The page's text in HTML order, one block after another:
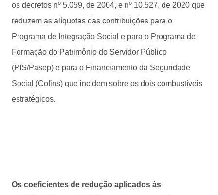
os decretos nº 5.059, de 2004, e nº 10.527, de 2020 que
reduzem as alíquotas das contribuições para o
Programa de Integração Social e para o Programa de
Formação do Patrimônio do Servidor Público
(PIS/Pasep) e para o Financiamento da Seguridade
Social (Cofins) que incidem sobre os dois combustíveis
estratégicos.
Os coeficientes de redução aplicados às